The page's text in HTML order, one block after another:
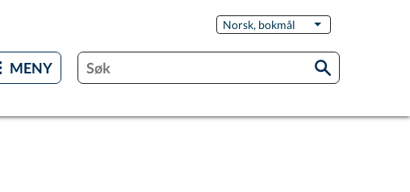
Norsk, bokmål List flere